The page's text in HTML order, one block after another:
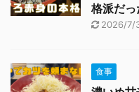
格派だっ
2026/7/
食事